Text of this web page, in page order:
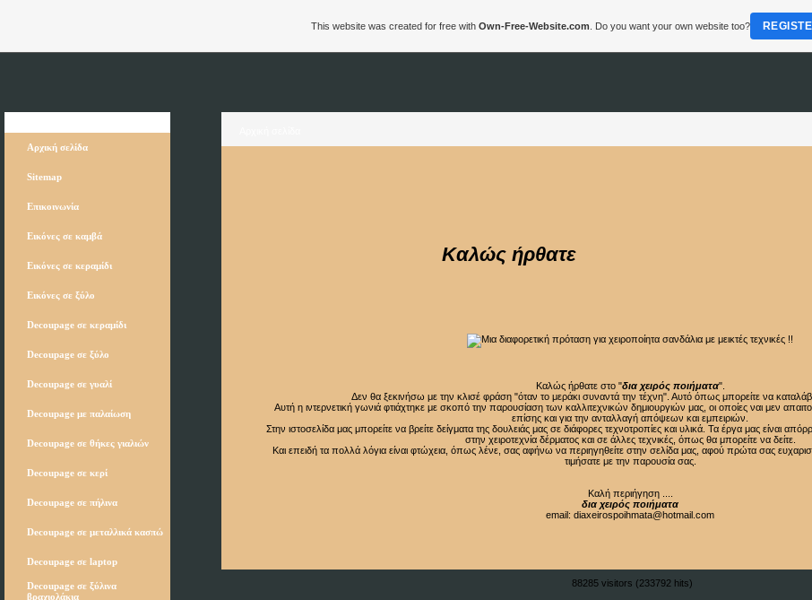
Αρχική σελίδα
Sitemap
Επικοινωνία
Εικόνες σε καμβά
Εικόνες σε κεραμίδι
Εικόνες σε ξύλο
Decoupage σε κεραμίδι
Decoupage σε ξύλο
Decoupage σε γυαλί
Decoupage με παλαίωση
Decoupage σε θήκες γιαλιών
Decoupage σε κερί
Decoupage σε πήλινα
Decoupage σε μεταλλικά κασπώ
Decoupage σε laptop
Decoupage σε ξύλινα
βραχιολάκια
Καλώς ήρθατε
Καλώς ήρθατε στο "δια χειρός ποιήματα".
Δεν θα ξεκινήσω με την κλισέ φράση "όταν το μεράκι συναντά την τέχνη". Αυτό όπως μπορείτε να
Aυτή η ιντερνετική γωνιά φτιάχτηκε με σκοπό την παρουσίαση των καλλιτεχνικών δημιουργιών μας, οι οποίες ναι μεν
επίσης και για την ανταλλαγή απόψεων και εμπειριών.
Στην ιστοσελίδα μας μπορείτε να βρείτε δείγματα της δουλειάς μας σε διάφορες τεχνοτροπίες και υλικά. Τα έργα μας είναι
στην χειροτεχνία δέρματος και σε άλλες τεχνικές, όπως θα μπορείτε να δείτε.
Και επειδή τα πολλά λόγια είναι φτώχεια, όπως λένε, σας αφήνω να περιηγηθείτε στην σελίδα μας, αφού πρώτα σας
τιμήσατε με την παρουσία σας.
Καλή περιήγηση ....
δια χειρός ποιήματα
email: diaxeirospoihmata@hotmail.com
88285 visitors (233792 hits)
This website was created for free with Own-Free-Website.com . Do you want your own website too?